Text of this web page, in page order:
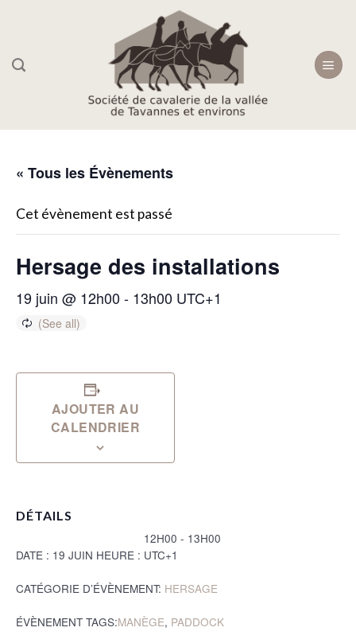
« Tous les Évènements
Cet évènement est passé
Hersage des installations
19 juin @ 12h00 - 13h00 UTC+1
AJOUTER AU
CALENDRIER
DÉTAILS
DATE : 19 JUIN HEURE :
12H00 - 13H00
UTC+1
CATÉGORIE D’ÉVÈNEMENT: HERSAGE
ÉVÈNEMENT TAGS:MANÈGE, PADDOCK